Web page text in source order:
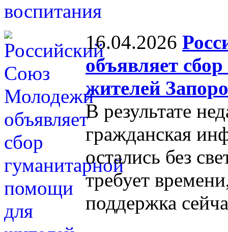
16.04.2026
объявляет
жителей
В результате
гражданская
остались без
требует
поддержка